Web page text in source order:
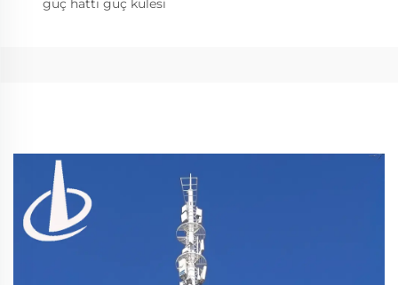
güç hattı güç kulesi